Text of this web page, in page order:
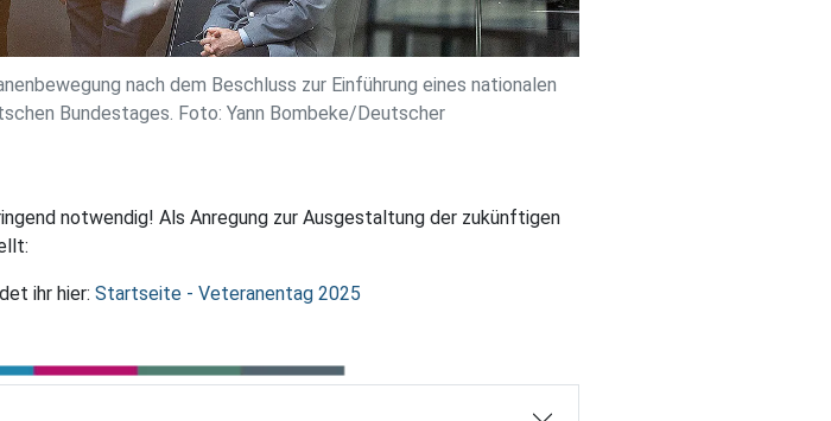
nach dem Beschluss zur Einführung eines nationalen
Bundestages. Foto: Yann Bombeke/Deutscher
notwendig! Als Anregung zur Ausgestaltung der zukünftigen
ihr hier: Startseite - Veteranentag 2025